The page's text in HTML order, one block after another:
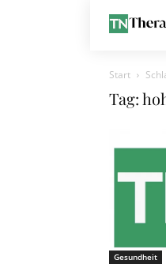
Start
Tag:
Gesundheit